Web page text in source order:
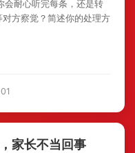
会耐心听完每条，还是转
方察觉？简述你的处理方
家长不当回事